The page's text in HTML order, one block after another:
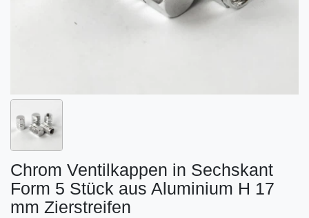
Chrom Ventilkappen in Sechskant
Form 5 Stück aus Aluminium H 17
mm Zierstreifen